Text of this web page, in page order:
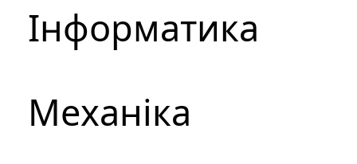
Інформатика
Механіка